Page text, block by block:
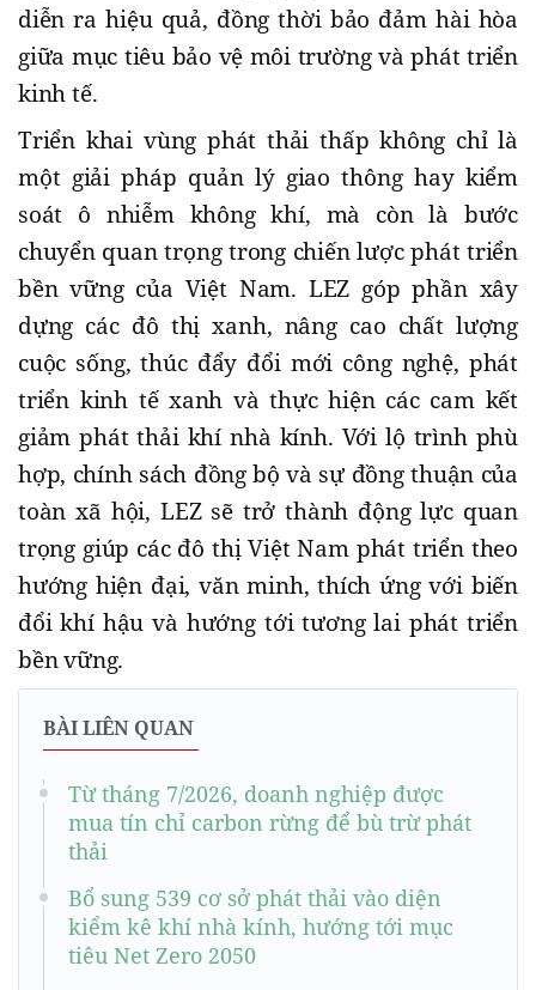
diễn ra hiệu quả, đồng thời bảo đảm hài hòa
giữa mục tiêu bảo vệ môi trường và phát triển
kinh tế.
Triển khai vùng phát thải thấp không chỉ là
một giải pháp quản lý giao thông hay kiểm
soát ô nhiễm không khí, mà còn là bước
chuyển quan trọng trong chiến lược phát triển
bền vững của Việt Nam. LEZ góp phần xây
dựng các đô thị xanh, nâng cao chất lượng
cuộc sống, thúc đẩy đổi mới công nghệ, phát
triển kinh tế xanh và thực hiện các cam kết
giảm phát thải khí nhà kính. Với lộ trình phù
hợp, chính sách đồng bộ và sự đồng thuận của
toàn xã hội, LEZ sẽ trở thành động lực quan
trọng giúp các đô thị Việt Nam phát triển theo
hướng hiện đại, văn minh, thích ứng với biến
đổi khí hậu và hướng tới tương lai phát triển
bền vững.
BÀI LIÊN QUAN
Từ tháng 7/2026, doanh nghiệp được
mua tín chỉ carbon rừng để bù trừ phát
thải
Bổ sung 539 cơ sở phát thải vào diện
kiểm kê khí nhà kính, hướng tới mục
tiêu Net Zero 2050